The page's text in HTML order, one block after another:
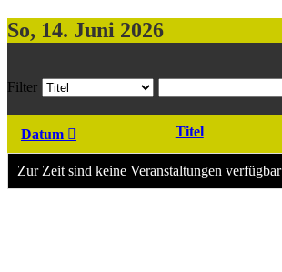
So, 14. Juni 2026
Filter
Datum Titel
Zur Zeit sind keine Veranstaltungen verfügbar